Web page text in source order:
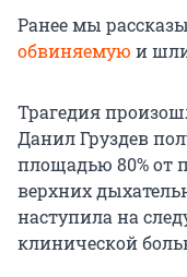
Ранее мы
обвиняемую и
Трагедия
Данил Груздев
площадью 80% от
верхних
наступила на
клинической